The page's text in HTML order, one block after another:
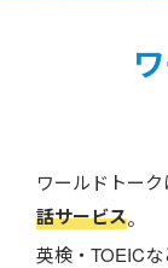
ワールドトーク
話サービス。
英検・TOEIC